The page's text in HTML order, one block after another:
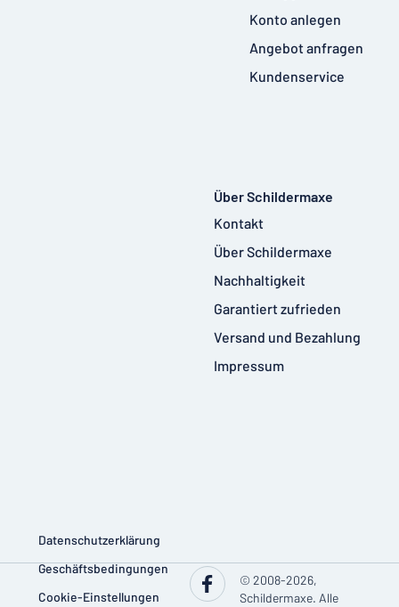
Konto anlegen
Angebot anfragen
Kundenservice
Über Schildermaxe
Kontakt
Über Schildermaxe
Nachhaltigkeit
Garantiert zufrieden
Versand und Bezahlung
Impressum
Datenschutzerklärung
Geschäftsbedingungen
Cookie-Einstellungen
© 2008-2026,
Schildermaxe. Alle